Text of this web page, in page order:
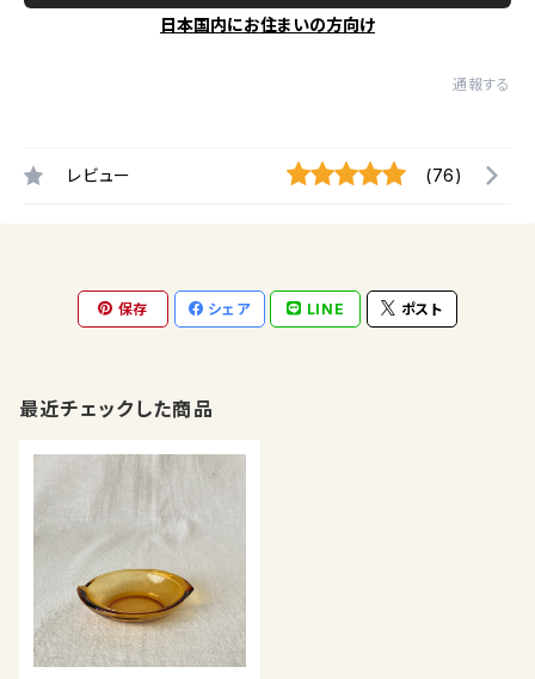
日本国内にお住まいの方向け
通報する
レビュー (76)
保存 シェア LINE ポスト
最近チェックした商品